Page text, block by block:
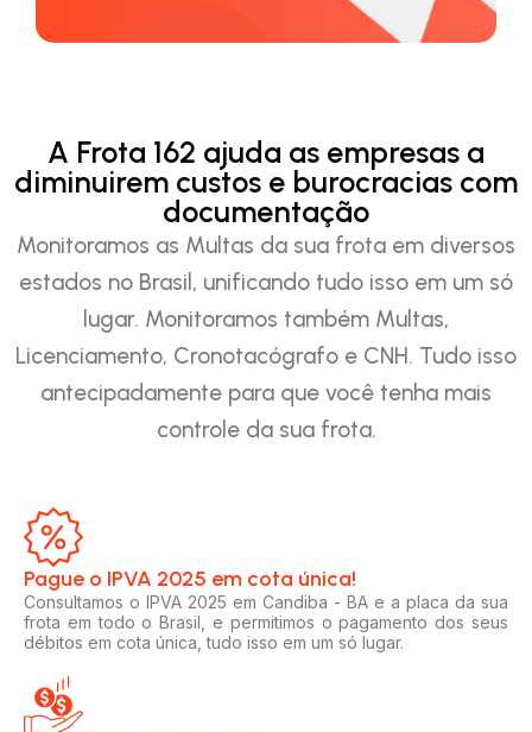
A Frota 162 ajuda as empresas a
diminuirem custos e burocracias com
documentação
Monitoramos as Multas da sua frota em diversos
estados no Brasil, unificando tudo isso em um só
lugar. Monitoramos também Multas,
Licenciamento, Cronotacógrafo e CNH. Tudo isso
antecipadamente para que você tenha mais
controle da sua frota.
Pague o IPVA 2025 em cota única!​
Consultamos o IPVA 2025 em Candiba - BA e a placa da sua
frota em todo o Brasil, e permitimos o pagamento dos seus
débitos em cota única, tudo isso em um só lugar.